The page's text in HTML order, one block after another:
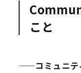
こと
——コミュニテ